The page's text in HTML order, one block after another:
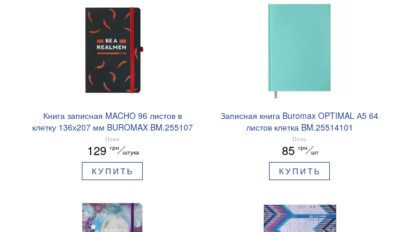
Книга записная MACHO 96 листов в
клетку 136х207 мм BUROMAX BM.255107
Цена
129 грн
штука
КУПИТЬ
Записная книга Buromax OPTIMAL А5 64
листов клетка BM.25514101
Цена
85 грн
шт
КУПИТЬ